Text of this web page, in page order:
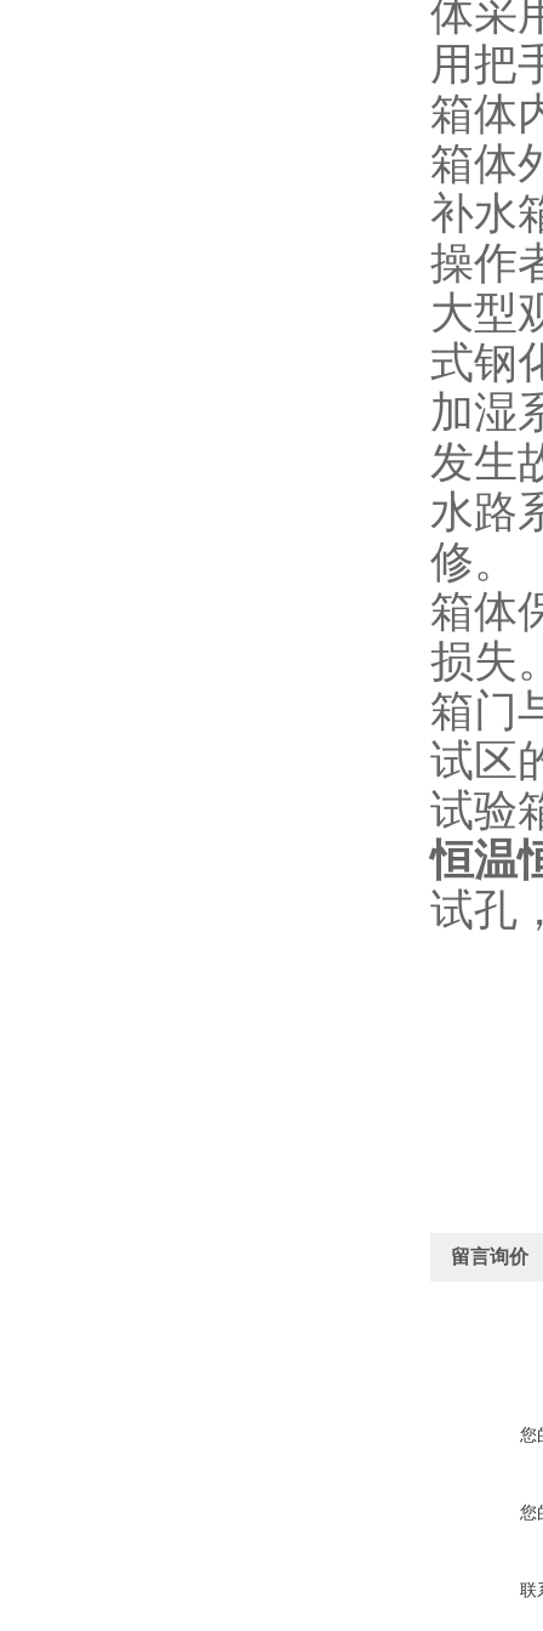
体采
用把
箱体
箱体
补水
操作
大型
式钢
加湿
发生
水路
修。
箱体
损失
箱门
试区
试验
恒温
试孔
留言询价
您
您
联